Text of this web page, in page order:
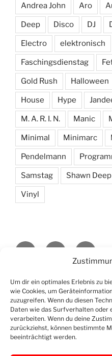
Um dir ein optimales Erlebnis zu
wie Cookies, um
zuzugreifen. Wenn du diesen
Daten wie das Surfverhalten oder
verarbeiten. Wenn du deine
zurückziehst, können bestimmte
beeinträchtigt werden.
Andrea John Aro
Deep Disco DJ
Electro elektronisch
Faschingsdienstag
Gold Rush Halloween
House Hype
M. A. R. I. N. Manic
Minimal Minimarc
Pendelmann
Samstag Shawn Deep
Vinyl
OpenstreetInstagram
Yelp
Datenschutzerklärung